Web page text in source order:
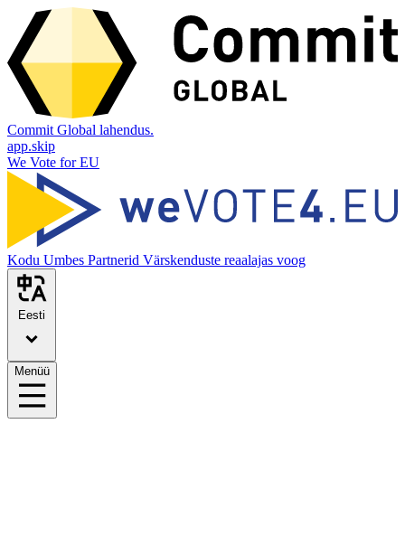
Commit Global lahendus.
app.skip
We Vote for EU
Kodu Umbes Partnerid Värskenduste reaalajas voog
Eesti
Menüü